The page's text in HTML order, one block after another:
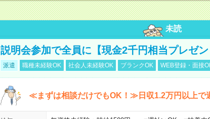
未読
説明会参加で全員に【現金2千円相当プレゼ
派遣 職種未経験OK 社会人未経験OK ブランクOK WEB登録・面接
≪まずは相談だけでもOK！≫日収1.2万円以上で